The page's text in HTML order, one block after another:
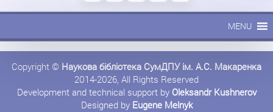
MENU
Copyright © Наукова бібліотека СумДПУ ім. А.С. Макаренка
2014-2026, All Rights Reserved
Development and technical support by Oleksandr Kushnerov
Designed by Eugene Melnyk